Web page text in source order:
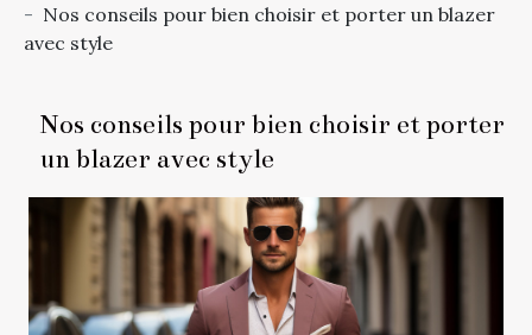
Nos conseils pour bien choisir et porter un blazer
avec style
Nos conseils pour bien choisir et porter
un blazer avec style